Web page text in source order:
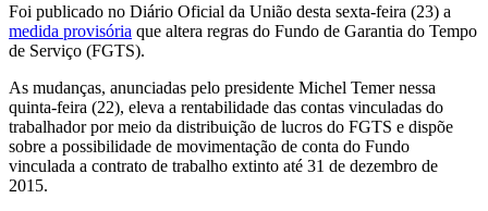
Foi publicado no Diário Oficial da União desta sexta-feira (23) a
medida provisória que altera regras do Fundo de Garantia do Tempo
de Serviço (FGTS).
As mudanças, anunciadas pelo presidente Michel Temer nessa
quinta-feira (22), eleva a rentabilidade das contas vinculadas do
trabalhador por meio da distribuição de lucros do FGTS e dispõe
sobre a possibilidade de movimentação de conta do Fundo
vinculada a contrato de trabalho extinto até 31 de dezembro de
2015.